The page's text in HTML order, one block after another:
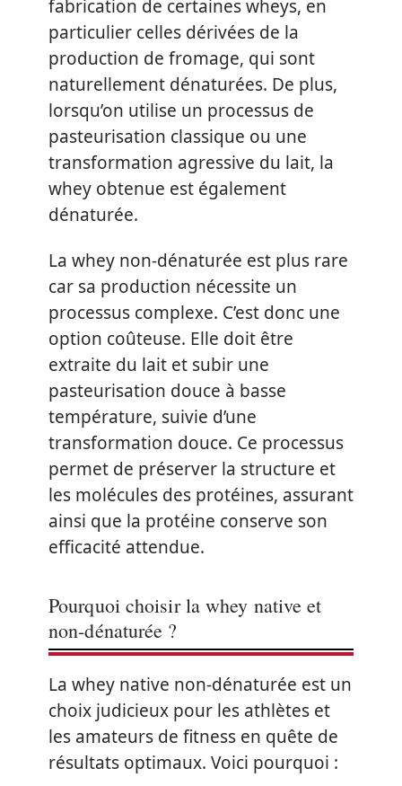
fabrication de certaines wheys, en
particulier celles dérivées de la
production de fromage, qui sont
naturellement dénaturées. De plus,
lorsqu’on utilise un processus de
pasteurisation classique ou une
transformation agressive du lait, la
whey obtenue est également
dénaturée.
La whey non-dénaturée est plus rare
car sa production nécessite un
processus complexe. C’est donc une
option coûteuse. Elle doit être
extraite du lait et subir une
pasteurisation douce à basse
température, suivie d’une
transformation douce. Ce processus
permet de préserver la structure et
les molécules des protéines, assurant
ainsi que la protéine conserve son
efficacité attendue.
Pourquoi choisir la whey native et
non-dénaturée ?
La whey native non-dénaturée est un
choix judicieux pour les athlètes et
les amateurs de fitness en quête de
résultats optimaux. Voici pourquoi :